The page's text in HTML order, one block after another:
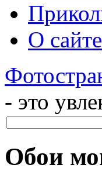
О сайте
- это
Обои